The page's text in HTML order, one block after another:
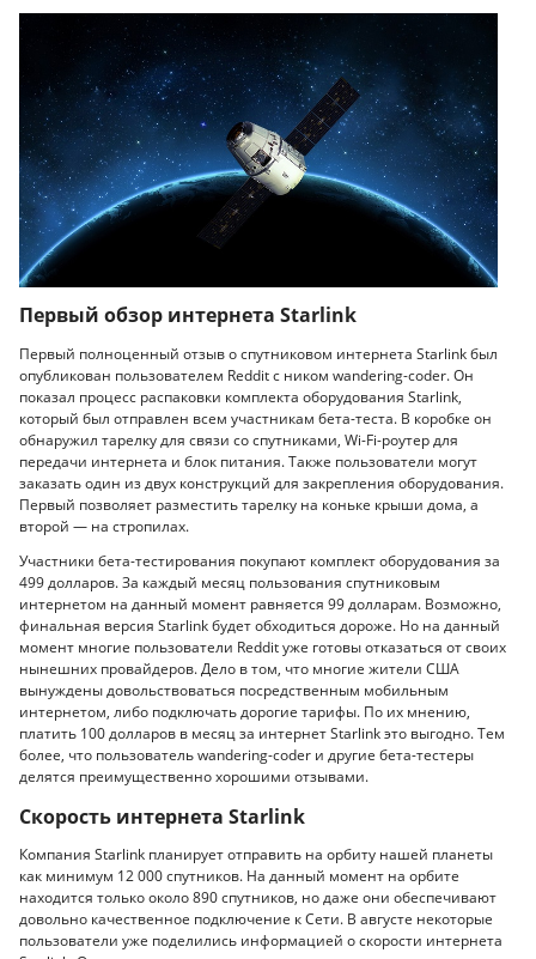
Первый обзор интернета Starlink
Первый полноценный отзыв о спутниковом интернета Starlink был
опубликован пользователем Reddit с ником wandering-coder. Он
показал процесс распаковки комплекта оборудования Starlink,
который был отправлен всем участникам бета-теста. В коробке он
обнаружил тарелку для связи со спутниками, Wi-Fi-роутер для
передачи интернета и блок питания. Также пользователи могут
заказать один из двух конструкций для закрепления оборудования.
Первый позволяет разместить тарелку на коньке крыши дома, а
второй — на стропилах.
Участники бета-тестирования покупают комплект оборудования за
499 долларов. За каждый месяц пользования спутниковым
интернетом на данный момент равняется 99 долларам. Возможно,
финальная версия Starlink будет обходиться дороже. Но на данный
момент многие пользователи Reddit уже готовы отказаться от своих
нынешних провайдеров. Дело в том, что многие жители США
вынуждены довольствоваться посредственным мобильным
интернетом, либо подключать дорогие тарифы. По их мнению,
платить 100 долларов в месяц за интернет Starlink это выгодно. Тем
более, что пользователь wandering-coder и другие бета-тестеры
делятся преимущественно хорошими отзывами.
Скорость интернета Starlink
Компания Starlink планирует отправить на орбиту нашей планеты
как минимум 12 000 спутников. На данный момент на орбите
находится только около 890 спутников, но даже они обеспечивают
довольно качественное подключение к Сети. В августе некоторые
пользователи уже поделились информацией о скорости интернета